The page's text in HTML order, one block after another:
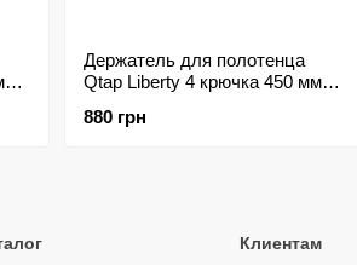
Держатель для полотенца
Qtap Liberty 4 крючка 450 мм
880 грн
Клиентам